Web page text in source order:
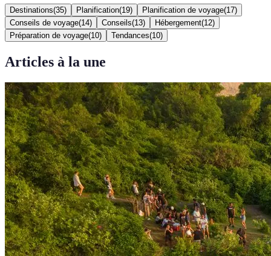
Destinations(35) Planification(19) Planification de voyage(17)
Conseils de voyage(14) Conseils(13) Hébergement(12)
Préparation de voyage(10) Tendances(10)
Articles à la une